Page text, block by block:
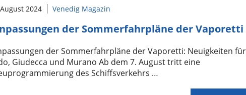
2024 Venedig Magazin
der Sommerfahrpläne der Vaporetti
der Sommerfahrpläne der Vaporetti: Neuigkeiten für
Giudecca und Murano Ab dem 7. August tritt eine
des Schiffsverkehrs …